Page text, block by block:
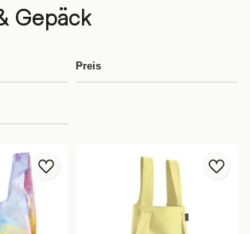
Gepäck
Preis